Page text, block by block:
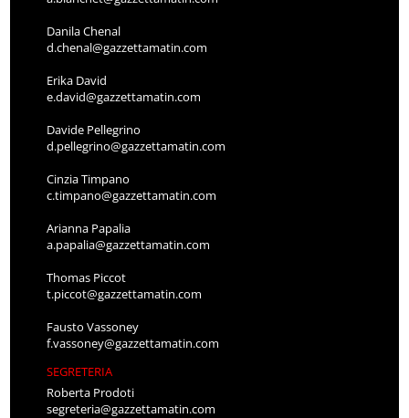
Danila Chenal
d.chenal@gazzettamatin.com
Erika David
e.david@gazzettamatin.com
Davide Pellegrino
d.pellegrino@gazzettamatin.com
Cinzia Timpano
c.timpano@gazzettamatin.com
Arianna Papalia
a.papalia@gazzettamatin.com
Thomas Piccot
t.piccot@gazzettamatin.com
Fausto Vassoney
f.vassoney@gazzettamatin.com
SEGRETERIA
Roberta Prodoti
segreteria@gazzettamatin.com